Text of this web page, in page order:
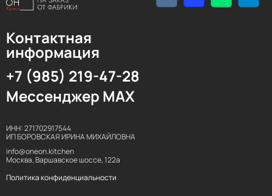
Контактная
информация
+7 (985) 219-47-28
Мессенджер MAX
ИНН: 271702917544
ИП БОРОВСКАЯ ИРИНА МИХАЙЛОВНА
info@oneon.kitchen
Москва, Варшавское шоссе, 122а
Политика конфиденциальности